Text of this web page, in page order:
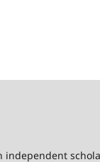
independent